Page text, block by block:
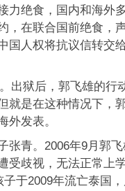
力绝食，国内和海外
，在联合国前绝食，
国人权将抗议信转交
出狱后，郭飞雄的行
就是在这种情况下，
外发表。
张青。2006年9月郭
受歧视，无法正常上
于2009年流亡泰国